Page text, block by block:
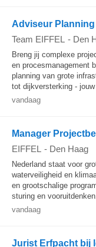
Adviseur
Team EIFFEL - Den
Breng jij complexe
en procesmanagement
planning van grote
tot dijkversterking -
vandaag
Manager
EIFFEL - Den Haag
Nederland staat voor
waterveiligheid en
en grootschalige
sturing en
vandaag
Jurist Erfpacht bij